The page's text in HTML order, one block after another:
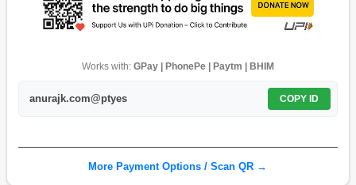
Works with: GPay | PhonePe | Paytm | BHIM
anurajk.com@ptyes COPY ID
More Payment Options / Scan QR →